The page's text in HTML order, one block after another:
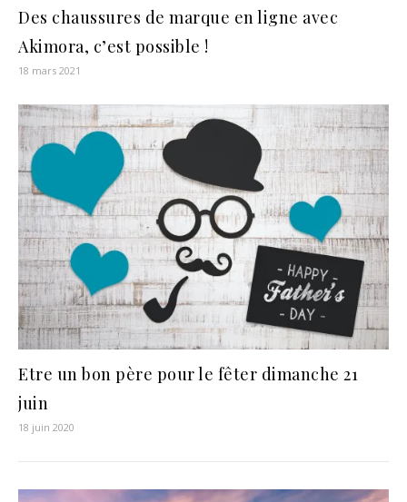
Des chaussures de marque en ligne avec
Akimora, c’est possible !
18 mars 2021
Etre un bon père pour le fêter dimanche 21
juin
18 juin 2020